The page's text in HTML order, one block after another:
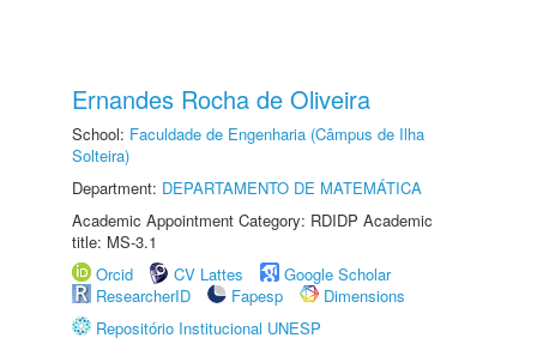
Ernandes Rocha de Oliveira
School: Faculdade de Engenharia (Câmpus de Ilha
Solteira)
Department: DEPARTAMENTO DE MATEMÁTICA
Academic Appointment Category: RDIDP Academic
title: MS-3.1
Orcid
CV Lattes
Google Scholar
ResearcherID
Fapesp
Dimensions
Repositório Institucional UNESP